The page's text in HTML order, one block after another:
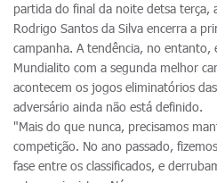
partida do final da noite detsa terça,
Rodrigo Santos da Silva encerra a
campanha. A tendência, no entanto,
Mundialito com a segunda melhor
acontecem os jogos eliminatórios
adversário ainda não está definido.
"Mais do que nunca, precisamos
competição. No ano passado,
fase entre os classificados, e